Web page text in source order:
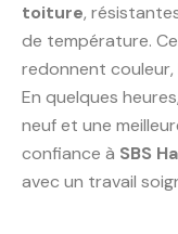
toiture,
de température.
redonnent
En quelques
neuf et une
confiance à SBS
avec un travail